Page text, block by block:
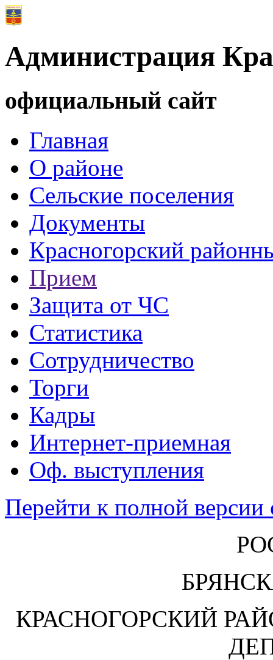
Администрация
официальный сайт
Главная
О районе
Сельские поселения
Документы
Красногорский
Прием
Защита от ЧС
Статистика
Сотрудничество
Торги
Кадры
Интернет-приемная
Оф. выступления
Перейти к полной версии
КРАСНОГОРСКИЙ